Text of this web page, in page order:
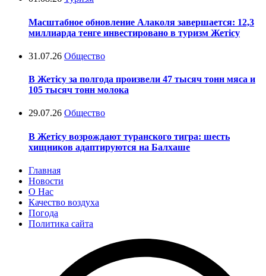
Масштабное обновление Алаколя завершается: 12,3
миллиарда тенге инвестировано в туризм Жетісу
31.07.26 Общество
В Жетісу за полгода произвели 47 тысяч тонн мяса и
105 тысяч тонн молока
29.07.26 Общество
В Жетісу возрождают туранского тигра: шесть
хищников адаптируются на Балхаше
Главная
Новости
О Нас
Качество воздуха
Погода
Политика сайта